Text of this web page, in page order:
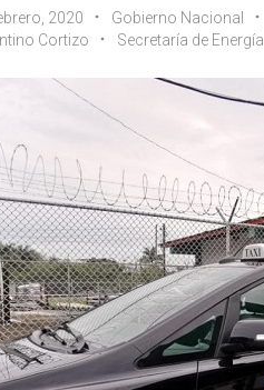
2020 Gobierno Nacional
Cortizo Secretaría de Energía